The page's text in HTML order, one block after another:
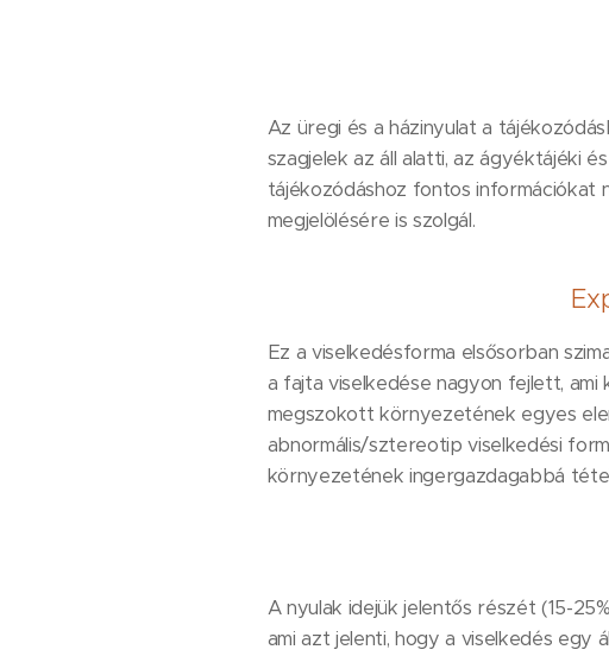
Az üregi és a házinyulat a
szagjelek az áll alatti, az ágyéktájéki
tájékozódáshoz fontos információkat
megjelölésére is szolgál.
Ez a viselkedésforma elsősorban
a fajta viselkedése nagyon fejlett, ami
megszokott környezetének egyes
abnormális/sztereotip viselkedési
környezetének ingergazdagabbá
A nyulak idejük jelentős részét (15-
ami azt jelenti, hogy a viselkedés egy